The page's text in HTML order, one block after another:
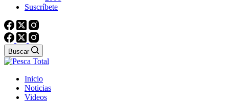
Suscríbete
Buscar
Inicio
Noticias
Videos